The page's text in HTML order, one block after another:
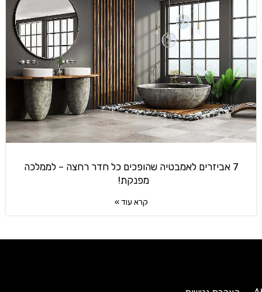
7 אביזרים לאמבטיה שהופכים כל חדר רחצה – לממלכה
מפנקת!
קרא עוד »